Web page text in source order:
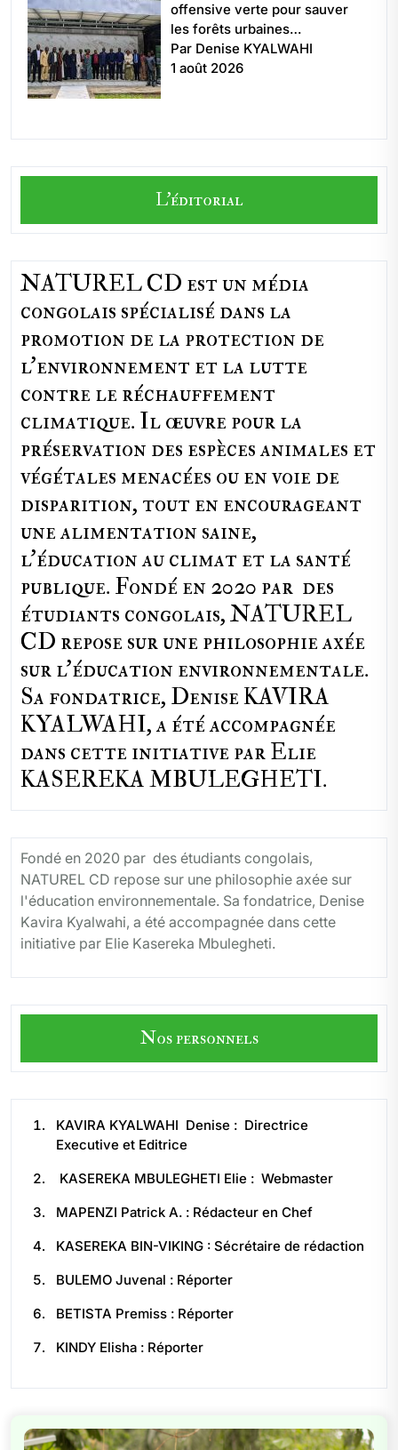
offensive verte pour sauver
les forêts urbaines…
Par Denise KYALWAHI
1 août 2026
L'éditorial
NATUREL CD est un média
congolais spécialisé dans la
promotion de la protection de
l’environnement et la lutte
contre le réchauffement
climatique. Il œuvre pour la
préservation des espèces animales et
végétales menacées ou en voie de
disparition, tout en encourageant
une alimentation saine,
l'éducation au climat et la santé
publique. Fondé en 2020 par des
étudiants congolais, NATUREL
CD repose sur une philosophie axée
sur l'éducation environnementale.
Sa fondatrice, Denise KAVIRA
KYALWAHI, a été accompagnée
dans cette initiative par Elie
KASEREKA MBULEGHETI.
Fondé en 2020 par des étudiants congolais,
NATUREL CD repose sur une philosophie axée sur
l'éducation environnementale. Sa fondatrice, Denise
Kavira Kyalwahi, a été accompagnée dans cette
initiative par Elie Kasereka Mbulegheti.
Nos personnels
KAVIRA KYALWAHI Denise : Directrice
Executive et Editrice
KASEREKA MBULEGHETI Elie : Webmaster
MAPENZI Patrick A. : Rédacteur en Chef
KASEREKA BIN-VIKING : Sécrétaire de rédaction
BULEMO Juvenal : Réporter
BETISTA Premiss : Réporter
KINDY Elisha : Réporter